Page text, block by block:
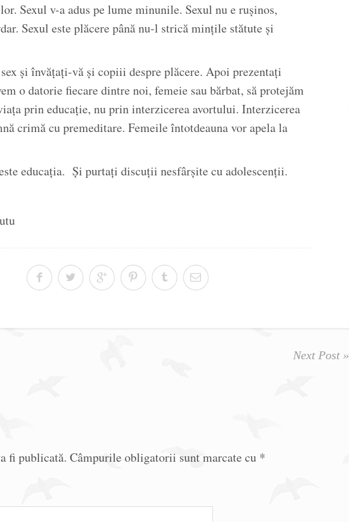
Sexul v-a adus pe lume minunile. Sexul nu e rușinos,
Sexul este plăcere până nu-l strică mințile stătute și
și învățați-vă și copiii despre plăcere. Apoi prezentați
o datorie fiecare dintre noi, femeie sau bărbat, să protejăm
prin educație, nu prin interzicerea avortului. Interzicerea
crimă cu premeditare. Femeile întotdeauna vor apela la
educația. Și purtați discuții nesfârșite cu adolescenții.
Next Post »
fi publicată. Câmpurile obligatorii sunt marcate cu *